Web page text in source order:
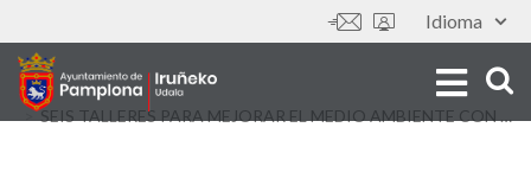
au
contenu
principal
Idioma
Outils